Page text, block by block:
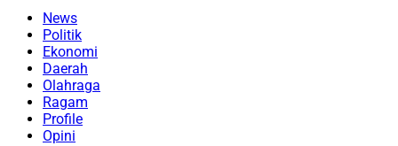
News
Politik
Ekonomi
Daerah
Olahraga
Ragam
Profile
Opini